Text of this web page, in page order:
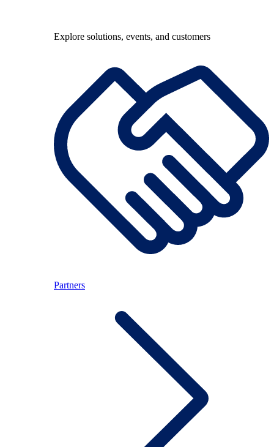
Explore solutions, events, and customers
Partners